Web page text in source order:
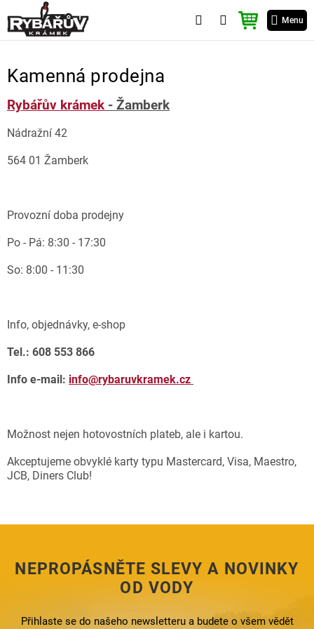
na
obsah
Menu
NÁKUPNÍ
KOŠÍK
Kamenná prodejna
Rybářův krámek - Žamberk
Nádražní 42
564 01 Žamberk
Provozní doba prodejny
Po - Pá: 8:30 - 17:30
So: 8:00 - 11:30
Info, objednávky, e-shop
Tel.: 608 553 866
Info e-mail: info@rybaruvkramek.cz
Možnost nejen hotovostních plateb, ale i kartou.
Akceptujeme obvyklé karty typu Mastercard, Visa, Maestro,
JCB, Diners Club!
NEPROPÁSNĚTE SLEVY A NOVINKY
OD VODY
Přihlaste se do našeho newsletteru a budete o všem vědět